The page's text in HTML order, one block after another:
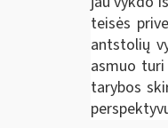
teisės
antstolių
asmuo
tarybos